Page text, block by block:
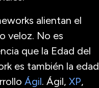
alientan el
veloz. No es
que la Edad del
es también la edad
Ágil. Ágil, XP,